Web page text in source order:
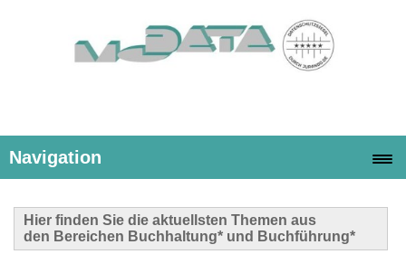
Navigation
Hier finden Sie die aktuellsten Themen aus
den Bereichen Buchhaltung* und Buchführung*